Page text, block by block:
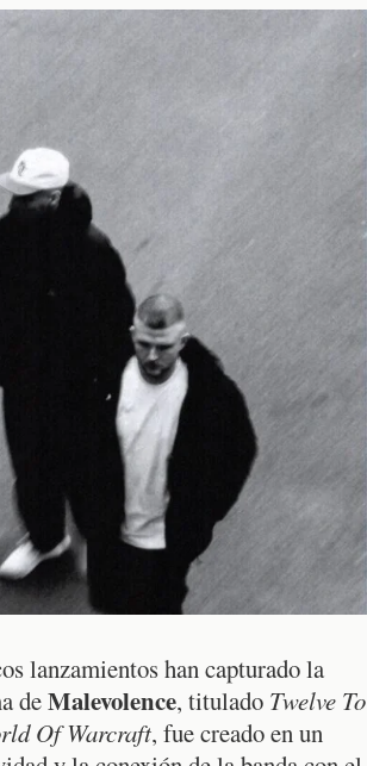
lanzamientos han capturado la
deMalevolence, titulado Twelve To
Of Warcraft, fue creado en un